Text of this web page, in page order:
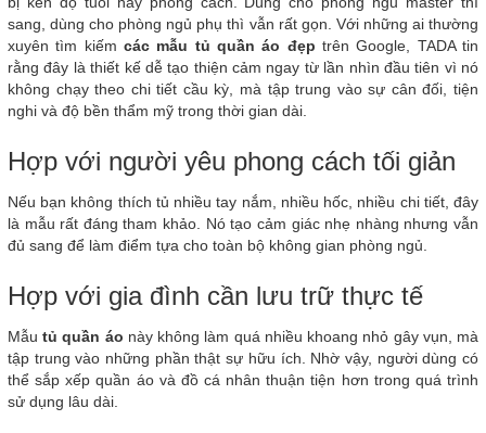
sang, dùng cho phòng ngủ phụ thì vẫn rất gọn. Với những ai thường
xuyên tìm kiếm các mẫu tủ quần áo đẹp trên Google, TADA tin
rằng đây là thiết kế dễ tạo thiện cảm ngay từ lần nhìn đầu tiên vì nó
không chạy theo chi tiết cầu kỳ, mà tập trung vào sự cân đối, tiện
nghi và độ bền thẩm mỹ trong thời gian dài.
Hợp với người yêu phong cách tối giản
Nếu bạn không thích tủ nhiều tay nắm, nhiều hốc, nhiều chi tiết, đây
là mẫu rất đáng tham khảo. Nó tạo cảm giác nhẹ nhàng nhưng vẫn
đủ sang để làm điểm tựa cho toàn bộ không gian phòng ngủ.
Hợp với gia đình cần lưu trữ thực tế
Mẫutủ quần áo này không làm quá nhiều khoang nhỏ gây vụn, mà
tập trung vào những phần thật sự hữu ích. Nhờ vậy, người dùng có
thể sắp xếp quần áo và đồ cá nhân thuận tiện hơn trong quá trình
sử dụng lâu dài.